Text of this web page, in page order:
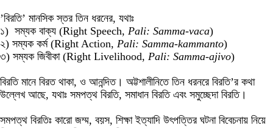
’বিরতি’ মানসিক স্তর তিন ধরনের, যথাঃ
১) সম্যক বাক্য (Right Speech, Pali: Samma-vaca)
২) সম্যক কর্ম (Right Action, Pali: Samma-kammanto)
৩) সম্যক জিবীকা (Right Livelihood, Pali: Samma-ajivo)
বিরতি মানে বিরত থাকা, ও আনন্দিত। অট্টশালীনিতে তিন ধরনরে বিরতি’র কথা
উল্লেখ আছে, যথাঃ সমপত্থ বিরতি, সমাধান বিরতি এবং সমুচ্ছেদা বিরতি।
সমপত্থ বিরতিঃ কারো জম্ম, বয়স, শিক্ষা ইত্যাদি উৎপত্তির ঘটনা বিবেচনায় নিয়ে